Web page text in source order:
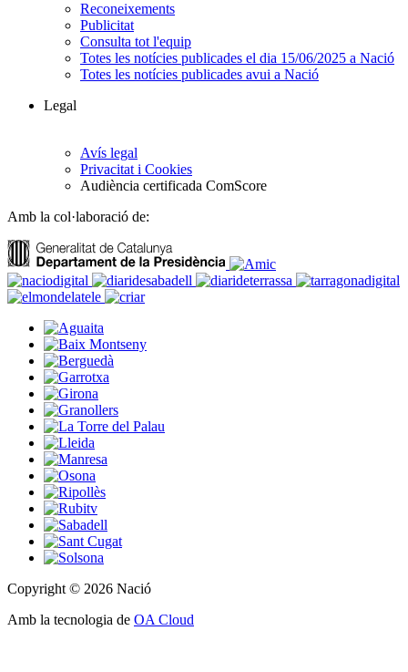
Reconeixements
Publicitat
Consulta tot l'equip
Totes les notícies publicades el dia 15/06/2025 a Nació
Totes les notícies publicades avui a Nació
Legal
Avís legal
Privacitat i Cookies
Audiència certificada ComScore
Amb la col·laboració de:
Copyright © 2026 Nació
Amb la tecnologia de OA Cloud